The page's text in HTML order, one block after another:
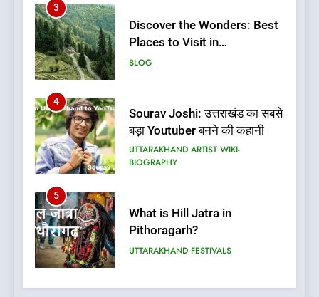
3
Discover the Wonders: Best
Places to Visit in
Uttarakhand
BLOG
4
Sourav Joshi: उत्तराखंड का सबसे
बड़ा Youtuber बनने की कहानी
UTTARAKHAND ARTIST WIKI-
BIOGRAPHY
5
What is Hill Jatra in
Pithoragarh?
UTTARAKHAND FESTIVALS
6